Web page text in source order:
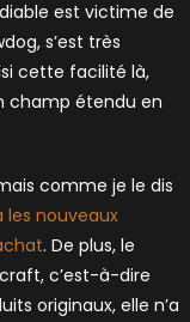
est victime de
s’est très
cette facilité là,
champ étendu en
comme je le dis
les nouveaux
. De plus, le
c’est-à-dire
originaux, elle n’a